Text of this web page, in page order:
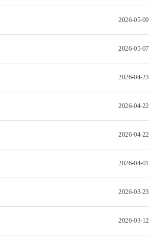
2026-05-09
2026-05-07
2026-04-23
2026-04-22
2026-04-22
2026-04-01
2026-03-23
2026-03-12